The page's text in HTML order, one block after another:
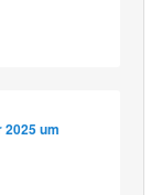
2025 um